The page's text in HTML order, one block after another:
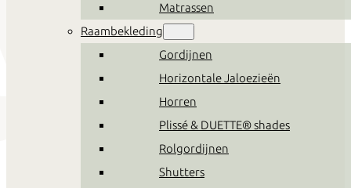
Matrassen
Raambekleding
Gordijnen
Horizontale Jaloezieën
Horren
Plissé & DUETTE® shades
Rolgordijnen
Shutters